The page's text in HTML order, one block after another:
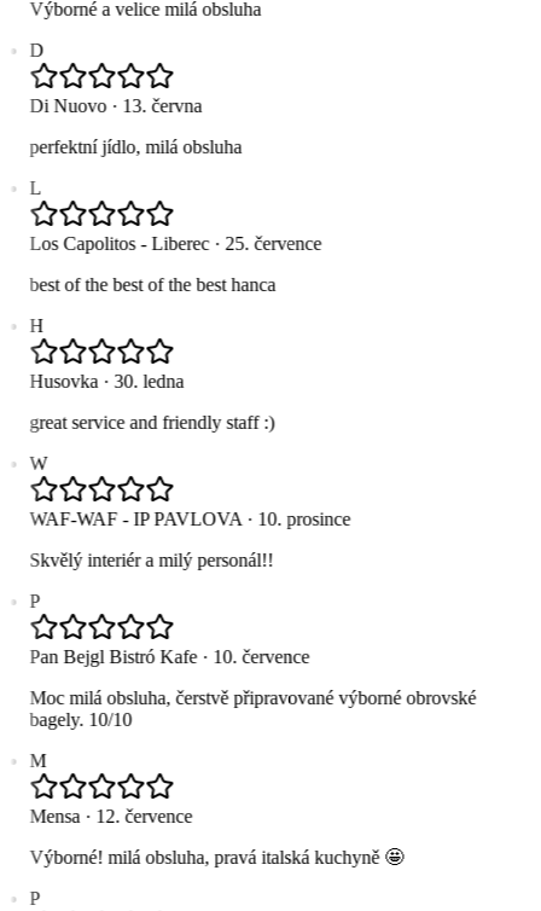
Výborné a velice milá obsluha
D
Di Nuovo· 13. června
perfektní jídlo, milá obsluha
Los Capolitos - Liberec· 25. července
best of the best of the best hanca
H
Husovka· 30. ledna
great service and friendly staff :)
W
WAF-WAF - IP PAVLOVA· 10. prosince
Skvělý interiér a milý personál!!
Pan Bejgl Bistró Kafe· 10. července
Moc milá obsluha, čerstvě připravované výborné obrovské
bagely. 10/10
M
Mensa· 12. července
Výborné! milá obsluha, pravá italská kuchyně 🤩